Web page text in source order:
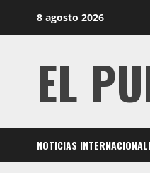
8 agosto 2026
EL
NOTICIAS